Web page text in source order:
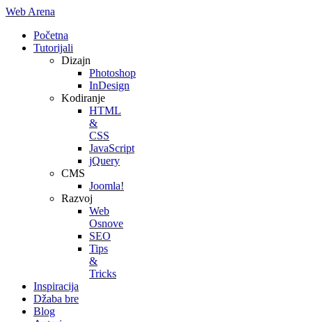
Web Arena
Početna
Tutorijali
Dizajn
Photoshop
InDesign
Kodiranje
HTML
&
CSS
JavaScript
jQuery
CMS
Joomla!
Razvoj
Web
Osnove
SEO
Tips
&
Tricks
Inspiracija
Džaba bre
Blog